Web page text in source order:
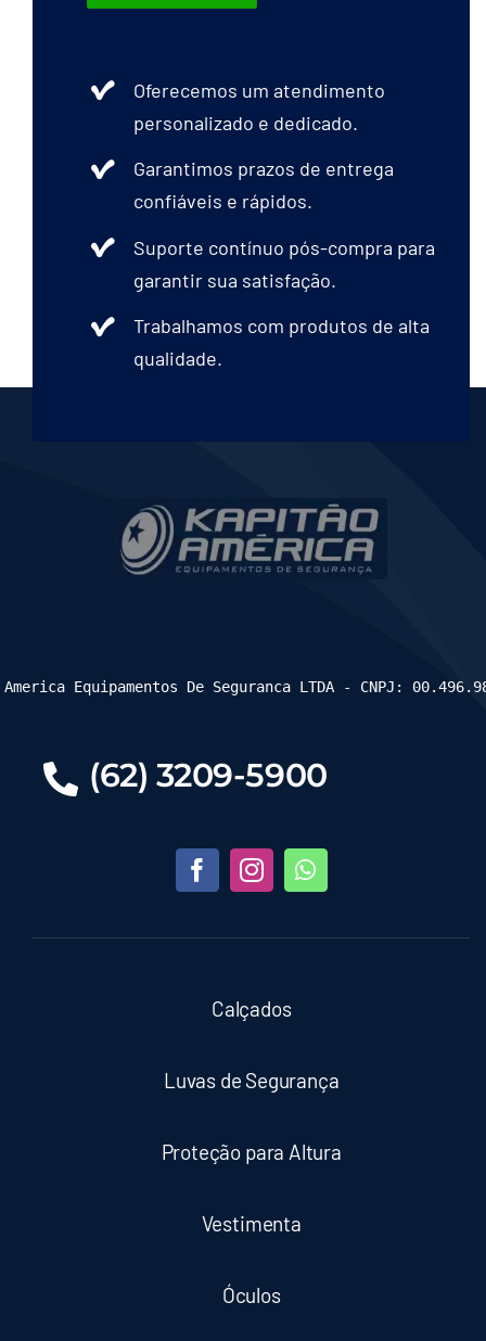
Oferecemos um atendimento
personalizado e dedicado.
Garantimos prazos de entrega
confiáveis e rápidos.
Suporte contínuo pós-compra para
garantir sua satisfação.
Trabalhamos com produtos de alta
qualidade.
(62) 3209-5900
Calçados
Luvas de Segurança
Proteção para Altura
Vestimenta
Óculos
Equipamentos De Seguranca LTDA - CNPJ: